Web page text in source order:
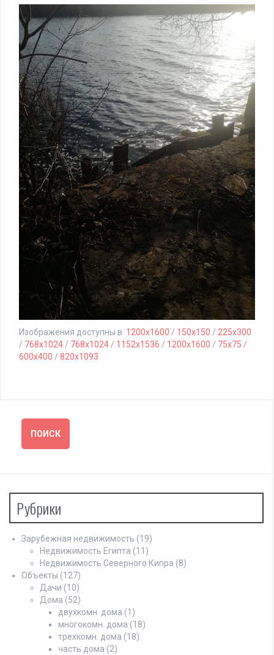
Изображения доступны в: 1200x1600 / 150x150 / 225x300
/ 768x1024 / 768x1024 / 1152x1536 / 1200x1600 / 75x75 /
600x400 / 820x1093
Рубрики
Зарубежная недвижимость (19)
Недвижимость Египта (11)
Недвижимость Северного Кипра (8)
Объекты (127)
Дачи (10)
Дома (52)
двухкомн. дома (1)
многокомн. дома (18)
трехкомн. дома (18)
часть дома (2)